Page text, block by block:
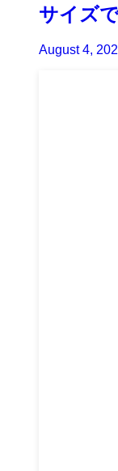
サイズ
August 4,